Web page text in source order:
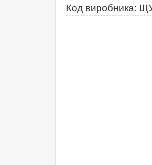
Код виробника: